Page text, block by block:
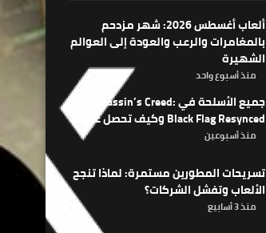
ألعاب أغسطس 2026: شهر مزدحم
بالمغامرات والرعب والعودة إلى العوالم
الشهيرة
منذ أسبوع واحد
جميع الأسلحة في Assassin’s Creed:
Black Flag Resynced وكيف تحصل عليها
منذ أسبوعين
تسريحات المطورين مستمرة: لماذا تنجح
الألعاب وتفشل الشركات؟
منذ 3 أسابيع